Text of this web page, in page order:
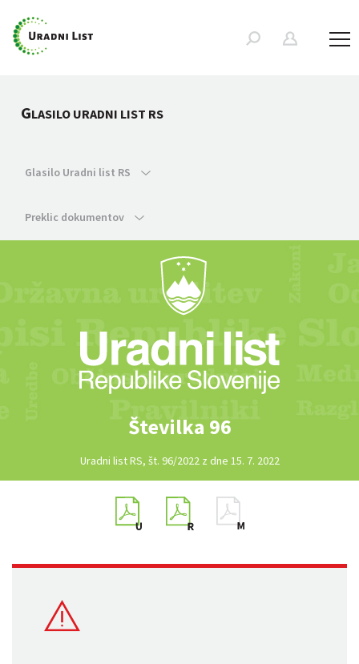
GLASILO URADNI LIST RS
Glasilo Uradni list RS
Preklic dokumentov
Številka 96
Uradni list RS, št. 96/2022 z dne 15. 7. 2022